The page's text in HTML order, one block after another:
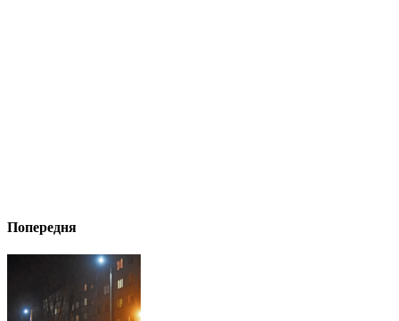
Попередня